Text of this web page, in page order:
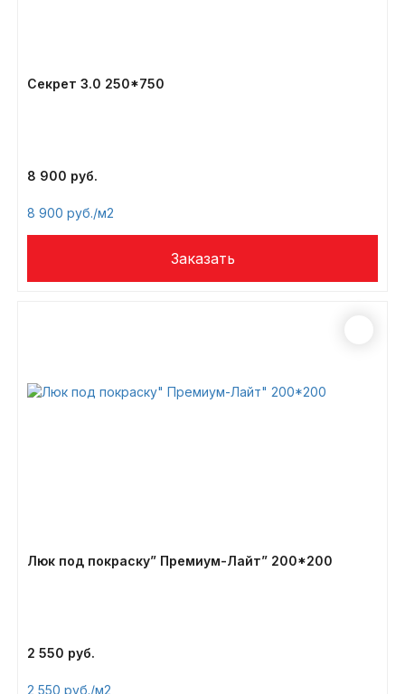
Секрет 3.0 250*750
8 900
8 900 /м2
Люк под покраску” Премиум-Лайт” 200*200
2 550
2 550 /м2